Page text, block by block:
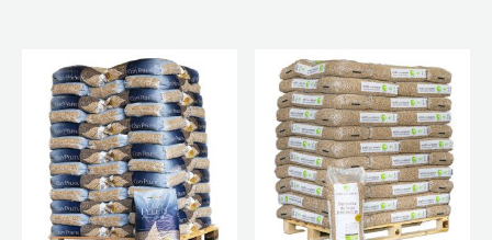
GRANULÉS DE
BOIS 100%
RÉSINEUX / DIN+ /
ERDA COZY
PELLETS
(PALETTE DE 65
SACS DE 15KG)
GRANULÉS DE
BOIS 100%
RÉSINEUX / DIN+ /
WOHL UND WARM
(PALETTE DE 66
SACS DE 15KG)